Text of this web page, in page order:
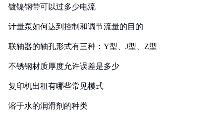
镀镍钢带可以过多少电流
计量泵如何达到控制和调节流量的目的
联轴器的轴孔形式有三种：Y型、J型、Z型
不锈钢材质厚度允许误差是多少
复印机出租有哪些常见模式
溶于水的润滑剂的种类